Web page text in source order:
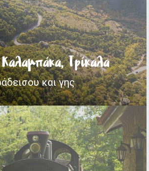
Τρίκαλα
και γης